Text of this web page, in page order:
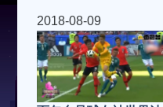
2018-08-09